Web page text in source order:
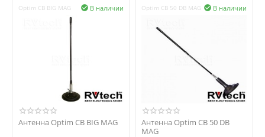
Optim СB BIG MAG В наличии

Антенна Optim СB BIG MAG
Optim СВ 50 DB MAG В наличии

Антенна Optim СВ 50 DB
MAG